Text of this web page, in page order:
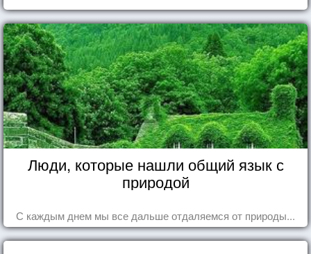
Люди, которые нашли общий язык с
природой
С каждым днем мы все дальше отдаляемся от природы...